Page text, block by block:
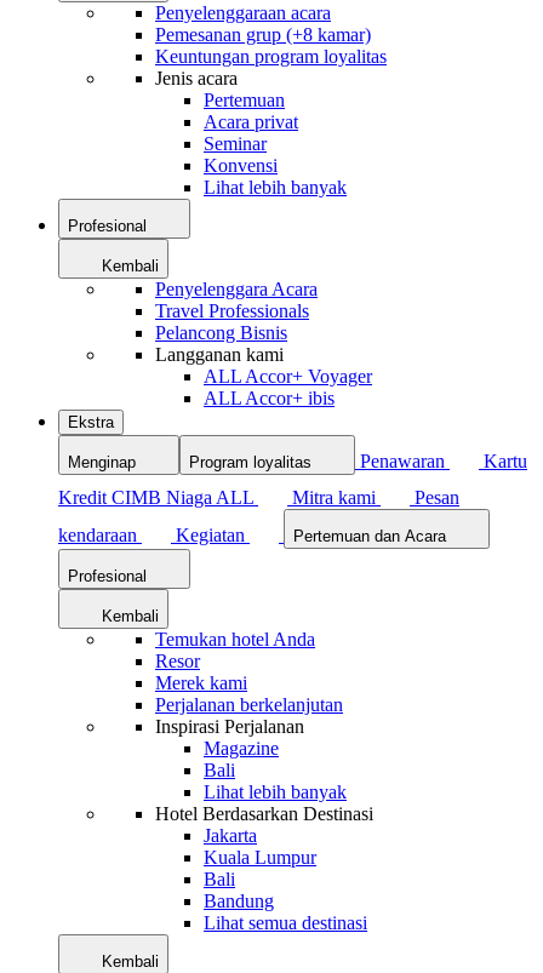
Penyelenggaraan acara
Pemesanan grup (+8 kamar)
Keuntungan program loyalitas
Jenis acara
Pertemuan
Acara privat
Seminar
Konvensi
Lihat lebih banyak
Profesional
Kembali
Penyelenggara Acara
Travel Professionals
Pelancong Bisnis
Langganan kami
ALL Accor+ Voyager
ALL Accor+ ibis
Ekstra
Menginap Program loyalitas Penawaran
Kartu
Kredit CIMB Niaga ALL
Mitra kami
Pesan
kendaraan
Kegiatan Pertemuan dan Acara
Profesional
Kembali
Temukan hotel Anda
Resor
Merek kami
Perjalanan berkelanjutan
Inspirasi Perjalanan
Magazine
Bali
Lihat lebih banyak
Hotel Berdasarkan Destinasi
Jakarta
Kuala Lumpur
Bali
Bandung
Lihat semua destinasi
Kembali